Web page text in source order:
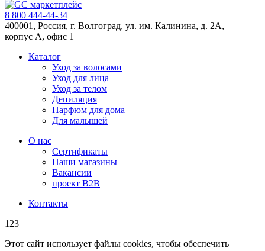
8 800 444-44-34
400001, Россия, г. Волгоград, ул. им. Калинина, д. 2А,
корпус А, офис 1
Каталог
Уход за волосами
Уход для лица
Уход за телом
Депиляция
Парфюм для дома
Для малышей
О нас
Сертификаты
Наши магазины
Вакансии
проект B2B
Контакты
123
Этот сайт использует файлы cookies, чтобы обеспечить